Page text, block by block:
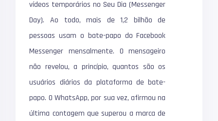
vídeos temporários no Seu Dia (Messenger
Day). Ao todo, mais de 1,2 bilhão de
pessoas usam o bate-papo do Facebook
Messenger mensalmente. O mensageiro
não revelou, a princípio, quantos são os
usuários diários da plataforma de bate-
papo. O WhatsApp, por sua vez, afirmou na
última contagem que superou a marca de